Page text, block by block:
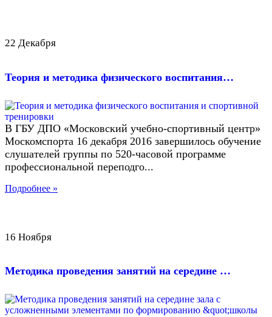
22 Декабря
Теория и методика физического воспитания…
В ГБУ ДПО «Московский учебно-спортивный центр»
Москомспорта 16 декабря 2016 завершилось обучение
слушателей группы по 520-часовой программе
профессиональной переподго...
Подробнее »
16 Ноября
Методика проведения занятий на середине …